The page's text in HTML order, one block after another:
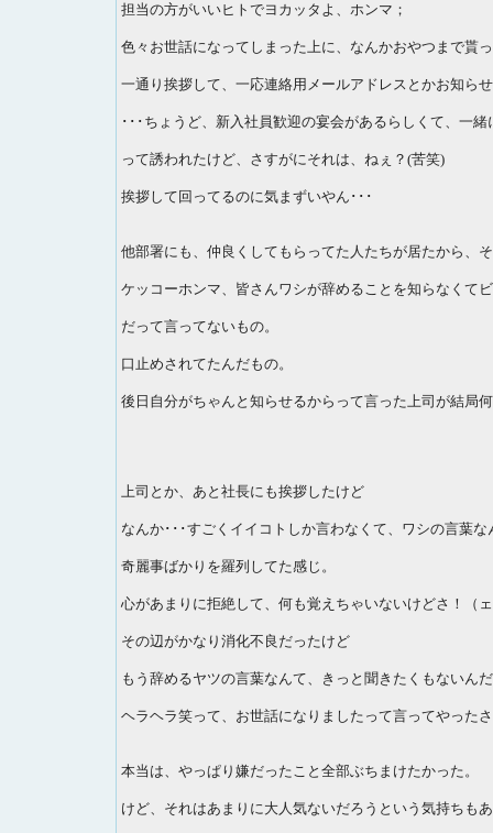
担当の方がいいヒトでヨカッタよ、ホンマ；
色々お世話になってしまった上に、なんかおやつまで貰
一通り挨拶して、一応連絡用メールアドレスとかお知ら
･･･ちょうど、新入社員歓迎の宴会があるらしくて、一緒
って誘われたけど、さすがにそれは、ねぇ？(苦笑)
挨拶して回ってるのに気まずいやん･･･
他部署にも、仲良くしてもらってた人たちが居たから、
ケッコーホンマ、皆さんワシが辞めることを知らなくて
だって言ってないもの。
口止めされてたんだもの。
後日自分がちゃんと知らせるからって言った上司が結局
上司とか、あと社長にも挨拶したけど
なんか･･･すごくイイコトしか言わなくて、ワシの言葉
奇麗事ばかりを羅列してた感じ。
心があまりに拒絶して、何も覚えちゃいないけどさ！（
その辺がかなり消化不良だったけど
もう辞めるヤツの言葉なんて、きっと聞きたくもないん
ヘラヘラ笑って、お世話になりましたって言ってやった
本当は、やっぱり嫌だったこと全部ぶちまけたかった。
けど、それはあまりに大人気ないだろうという気持ちも